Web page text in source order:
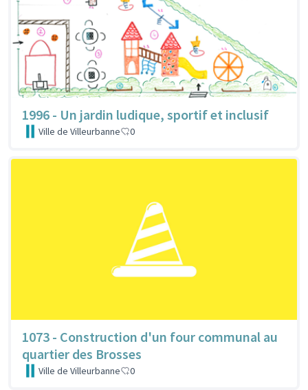
1996 - Un jardin ludique, sportif et inclusif
Ville de Villeurbanne 0
1073 - Construction d'un four communal au
quartier des Brosses
Ville de Villeurbanne 0